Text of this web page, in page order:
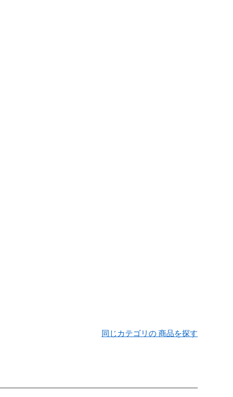
同じカテゴリの 商品を探す